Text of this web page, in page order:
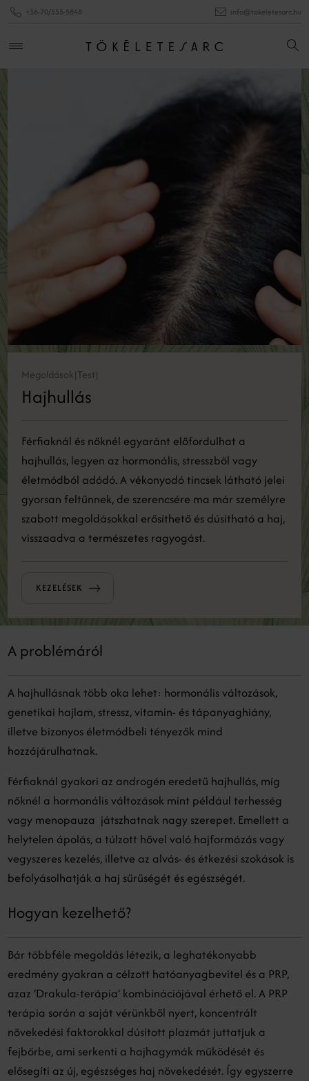
+36-70/555-5848 info@tokeletesarc.hu
Megoldások|Test|
Hajhullás
Férfiaknál és nőknél egyaránt előfordulhat a
hajhullás, legyen az hormonális, stresszből vagy
életmódból adódó. A vékonyodó tincsek látható jelei
gyorsan feltűnnek, de szerencsére ma már személyre
szabott megoldásokkal erősíthető és dúsítható a haj,
visszaadva a természetes ragyogást.
KEZELÉSEK
A problémáról
A hajhullásnak több oka lehet: hormonális változások,
genetikai hajlam, stressz, vitamin- és tápanyaghiány,
illetve bizonyos életmódbeli tényezők mind
hozzájárulhatnak.
Férfiaknál gyakori az androgén eredetű hajhullás, míg
nőknél a hormonális változások mint például terhesség
vagy menopauza játszhatnak nagy szerepet. Emellett a
helytelen ápolás, a túlzott hővel való hajformázás vagy
vegyszeres kezelés, illetve az alvás- és étkezési szokások is
befolyásolhatják a haj sűrűségét és egészségét.
Hogyan kezelhető?
Bár többféle megoldás létezik, a leghatékonyabb
eredmény gyakran a célzott hatóanyagbevitel és a PRP,
azaz ‘Drakula-terápia’ kombinációjával érhető el. A PRP
terápia során a saját vérünkből nyert, koncentrált
növekedési faktorokkal dúsított plazmát juttatjuk a
fejbőrbe, ami serkenti a hajhagymák működését és
elősegíti az új, egészséges haj növekedését. Így egyszerre